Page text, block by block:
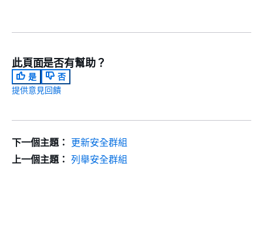
此頁面是否有幫助？
是
否
提供意見回饋
下一個主題： 更新安全群組
上一個主題： 列舉安全群組